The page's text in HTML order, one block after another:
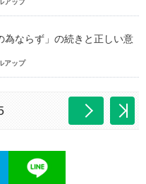
アップ
為ならず」の続きと正しい意
アップ